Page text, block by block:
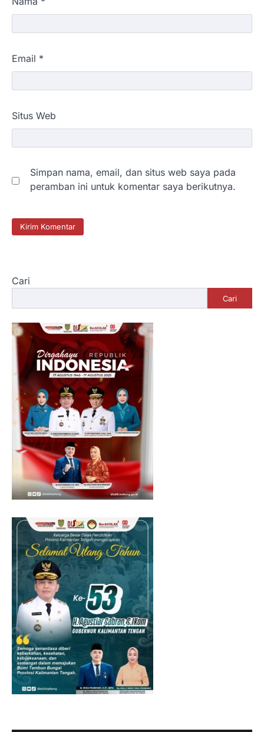
Email *
Situs Web
Simpan nama, email, dan situs web saya pada
peramban ini untuk komentar saya berikutnya.
Cari
Cari